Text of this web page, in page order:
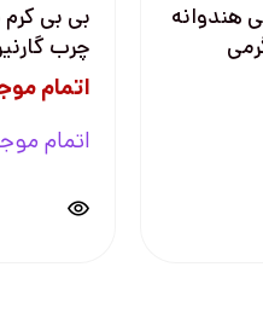
هندوانه
بی بی
چرب
اتمام
اتمام